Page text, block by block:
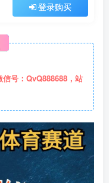
登录购买
号：QvQ888688，站